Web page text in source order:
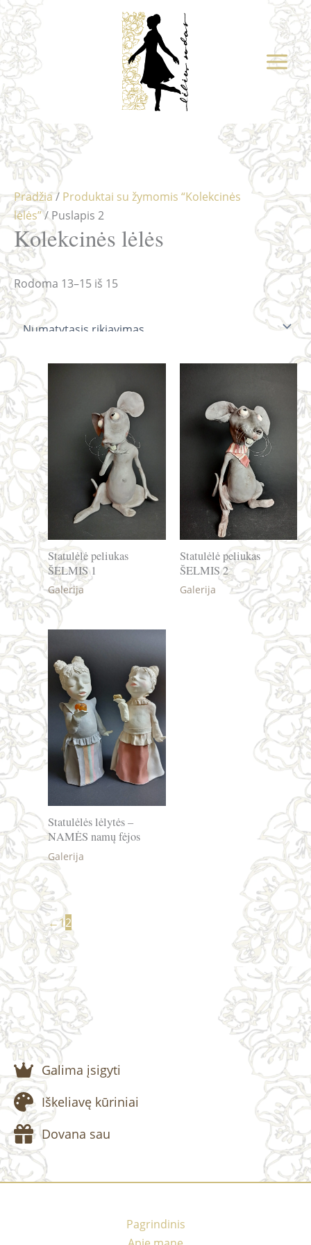
Pereiti
prie
turinio
Galima įsigyti
Iškeliavę kūriniai
Dovana sau
Pradžia/ Produktai su žymomis “Kolekcinės
lėlės”/ Puslapis 2
Kolekcinės lėlės
Rodoma 13–15 iš 15
Statulėlė peliukas
ŠELMIS 1
Galerija
Statulėlė peliukas
ŠELMIS 2
Galerija
Statulėlės lėlytės –
NAMĖS namų fėjos
Galerija
←12
Pagrindinis